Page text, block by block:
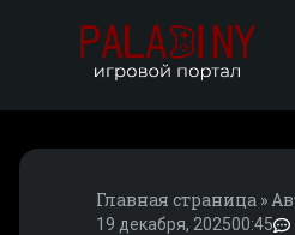
Главная страница »
19 декабря, 202500:45